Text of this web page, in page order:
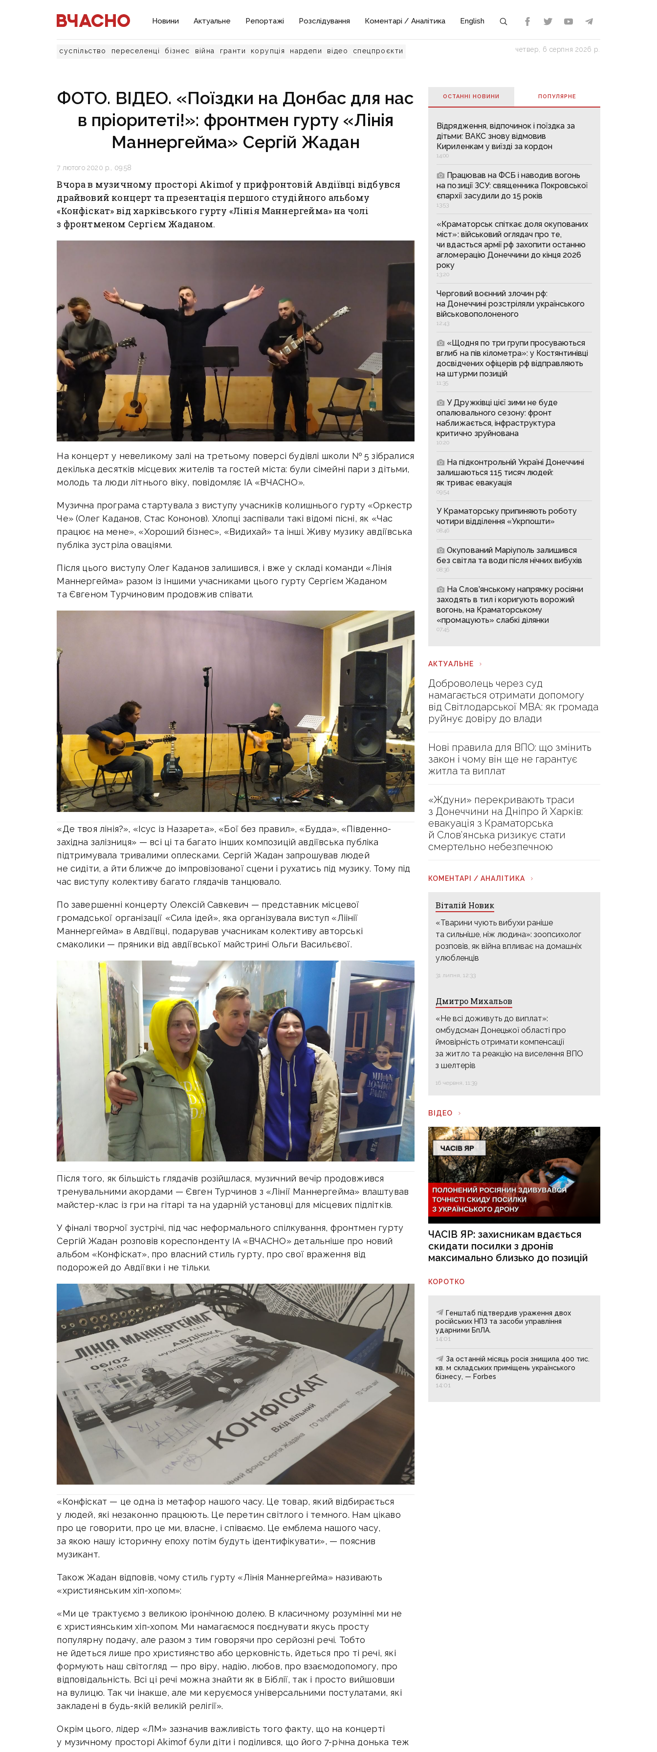
Новини Актуальне Репортажі Розслідування Коментарі / Аналітика English
суспільство переселенці бізнес війна гранти корупція нардепи відео спецпроєкти четвер, 6 серпня 2026 р.
ФОТО. ВІДЕО. «Поїздки на Донбас для нас
в пріоритеті!»: фронтмен гурту «Лінія
Маннергейма» Сергій Жадан
7 лютого 2020 р., 09:58
Вчора в музичному просторі Akimof у прифронтовій Авдіївці відбувся
драйвовий концерт та презентація першого студійного альбому
«Конфіскат» від харківського гурту «Лінія Маннергейма» на чолі
з фронтменом Сергієм Жаданом.
На концерт у невеликому залі на третьому поверсі будівлі школи № 5 зібралися
декілька десятків місцевих жителів та гостей міста: були сімейні пари з дітьми,
молодь та люди літнього віку, повідомляє ІА «ВЧАСНО».
Музична програма стартувала з виступу учасників колишнього гурту «Оркестр
Че» (Олег Каданов, Стас Кононов). Хлопці заспівали такі відомі пісні, як «Час
працює на мене», «Хороший бізнес», «Видихай» та інші. Живу музику авдіївська
публіка зустріла оваціями.
Після цього виступу Олег Каданов залишився, і вже у складі команди «Лінія
Маннергейма» разом із іншими учасниками цього гурту Сергієм Жаданом
та Євгеном Турчиновим продовжив співати.
«Де твоя лінія?», «Ісус із Назарета», «Бої без правил», «Будда», «Південно-
західна залізниця» — всі ці та багато інших композицій авдіївська публіка
підтримувала тривалими оплесками. Сергій Жадан запрошував людей
не сидіти, а йти ближче до імпровізованої сцени і рухатись під музику. Тому під
час виступу колективу багато глядачів танцювало.
По завершенні концерту Олексій Савкевич — представник місцевої
громадської організації «Сила ідей», яка організувала виступ «Ліінії
Маннергейма» в Авдіївці, подарував учасникам колективу авторські
смаколики — пряники від авдіївської майстрині Ольги Васильєвої.
Після того, як більшість глядачів розійшлася, музичний вечір продовжився
тренувальними акордами — Євген Турчинов з «Лінії Маннергейма» влаштував
майстер-клас із гри на гітарі та на ударній установці для місцевих підлітків.
У фіналі творчої зустрічі, під час неформального спілкування, фронтмен гурту
Сергій Жадан розповів кореспонденту ІА «ВЧАСНО» детальніше про новий
альбом «Конфіскат», про власний стиль гурту, про свої враження від
подорожей до Авдіївки і не тільки.
«Конфіскат — це одна із метафор нашого часу. Це товар, який відбирається
у людей, які незаконно працюють. Це перетин світлого і темного. Нам цікаво
про це говорити, про це ми, власне, і співаємо. Це емблема нашого часу,
за якою нашу історичну епоху потім будуть ідентифікувати», — пояснив
музикант.
Також Жадан відповів, чому стиль гурту «Лінія Маннергейма» називають
«християнським хіп-хопом»:
«Ми це трактуємо з великою іронічною долею. В класичному розумінні ми не
є християнським хіп-хопом. Ми намагаємося поєднувати якусь просту
популярну подачу, але разом з тим говорячи про серйозні речі. Тобто
не йдеться лише про християнство або церковність, йдеться про ті речі, які
формують наш світогляд — про віру, надію, любов, про взаємодопомогу, про
відповідальність. Всі ці речі можна знайти як в Біблії, так і просто вийшовши
на вулицю. Так чи інакше, але ми керуємося універсальними постулатами, які
закладені в будь-якій великій релігії».
Окрім цього, лідер «ЛМ» зазначив важливість того факту, що на концерті
у музичному просторі Akimof були діти і поділився, що його 7-річна донька теж
ОСТАННІ НОВИНИ ПОПУЛЯРНE
Відрядження, відпочинок і поїздка за
дітьми: ВАКС знову відмовив
Кириленкам у виїзді за кордон
14:00
Працював на ФСБ і наводив вогонь
на позиції ЗСУ: священника Покровської
єпархії засудили до 15 років
13:53
«Краматорськ спіткає доля окупованих
міст»: військовий оглядач про те,
чи вдасться армії рф захопити останню
агломерацію Донеччини до кінця 2026
року
13:20
Черговий воєнний злочин рф:
на Донеччині розстріляли українського
військовополоненого
12:43
«Щодня по три групи просуваються
вглиб на пів кілометра»: у Костянтинівці
досвідчених офіцерів рф відправляють
на штурми позицій
11:35
У Дружківці цієї зими не буде
опалювального сезону: фронт
наближається, інфраструктура
критично зруйнована
10:20
На підконтрольній Україні Донеччині
залишаються 115 тисяч людей:
як триває евакуація
09:54
У Краматорську припиняють роботу
чотири відділення «Укрпошти»
08:46
Окупований Маріуполь залишився
без світла та води після нічних вибухів
08:36
На Слов’янському напрямку росіяни
заходять в тил і коригують ворожий
вогонь, на Краматорському
«промацують» слабкі ділянки
07:45
АКТУАЛЬНЕ
Доброволець через суд
намагається отримати допомогу
від Світлодарської МВА: як громада
руйнує довіру до влади
Нові правила для ВПО: що змінить
закон і чому він ще не гарантує
житла та виплат
«Ждуни» перекривають траси
з Донеччини на Дніпро й Харків:
евакуація з Краматорська
й Слов’янська ризикує стати
смертельно небезпечною
КОМЕНТАРІ / АНАЛІТИКА
Віталій Новик
«Тварини чують вибухи раніше
та сильніше, ніж людина»: зоопсихолог
розповів, як війна впливає на домашніх
улюбленців
31 липня, 12:33
Дмитро Михальов
«Не всі доживуть до виплат»:
омбудсман Донецької області про
ймовірність отримати компенсації
за житло та реакцію на виселення ВПО
з шелтерів
16 червня, 11:39
ВІДЕО
ЧАСІВ ЯР: захисникам вдається
скидати посилки з дронів
максимально близько до позицій
КОРОТКО
Генштаб підтвердив ураження двох
російських НПЗ та засоби управління
ударними БпЛА.
14:01
За останній місяць росія знищила 400 тис.
кв. м складських приміщень українського
бізнесу, — Forbes
14:01